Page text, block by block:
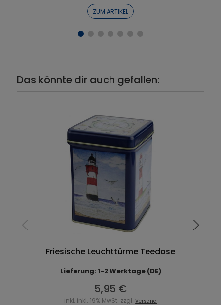
ZUM ARTIKEL
Das könnte dir auch gefallen:
Friesische Leuchttürme Teedose
Lieferung: 1-2 Werktage (DE)
5,95 €
inkl. inkl. 19% MwSt. zzgl.Versand